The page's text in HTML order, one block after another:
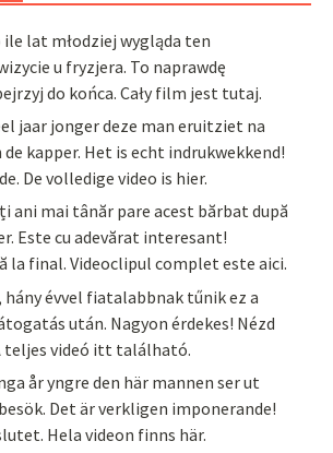
lat młodziej wygląda ten
u fryzjera. To naprawdę
do końca. Cały film jest tutaj.
jaar jonger deze man eruitziet na
de kapper. Het is echt indrukwekkend!
De volledige video is hier.
ani mai tânăr pare acest bărbat după
Este cu adevărat interesant!
la final. Videoclipul complet este aici.
hány évvel fiatalabbnak tűnik ez a
után. Nagyon érdekes! Nézd
teljes videó itt található.
år yngre den här mannen ser ut
Det är verkligen imponerande!
Hela videon finns här.